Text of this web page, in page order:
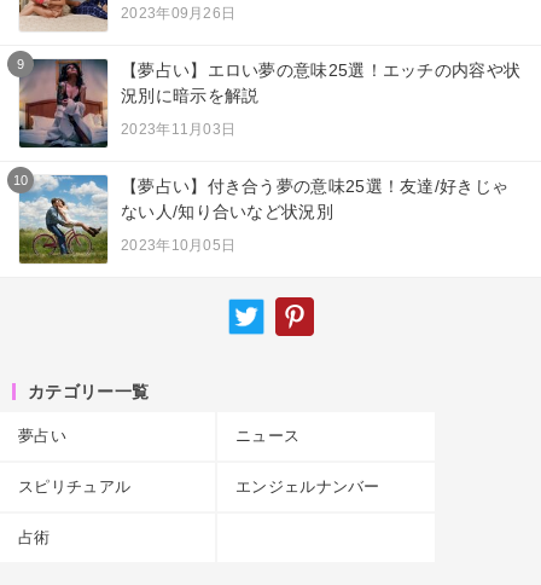
2023年09月26日
9
【夢占い】エロい夢の意味25選！エッチの内容や状
況別に暗示を解説
2023年11月03日
10
【夢占い】付き合う夢の意味25選！友達/好きじゃ
ない人/知り合いなど状況別
2023年10月05日
カテゴリー一覧
夢占い ニュース
スピリチュアル エンジェルナンバー
占術